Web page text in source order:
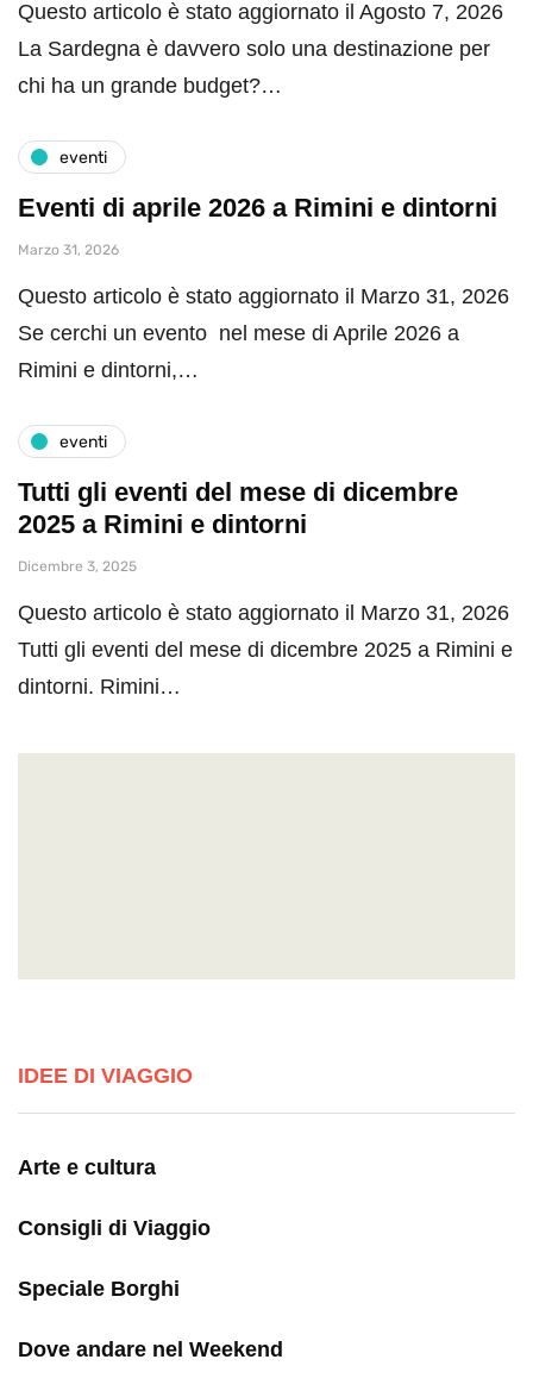
Questo articolo è stato aggiornato il Agosto 7, 2026
La Sardegna è davvero solo una destinazione per
chi ha un grande budget?…
eventi
Eventi di aprile 2026 a Rimini e dintorni
Marzo 31, 2026
Questo articolo è stato aggiornato il Marzo 31, 2026
Se cerchi un evento nel mese di Aprile 2026 a
Rimini e dintorni,…
eventi
Tutti gli eventi del mese di dicembre
2025 a Rimini e dintorni
Dicembre 3, 2025
Questo articolo è stato aggiornato il Marzo 31, 2026
Tutti gli eventi del mese di dicembre 2025 a Rimini e
dintorni. Rimini…
IDEE DI VIAGGIO
Arte e cultura
Consigli di Viaggio
Speciale Borghi
Dove andare nel Weekend